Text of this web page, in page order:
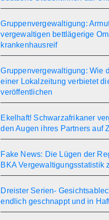
Gruppenvergewaltigung:
vergewaltigen bettlägerige
krankenhausreif
Gruppenvergewaltigung: Wie
einer Lokalzeitung verbietet
veröffentlichen
Ekelhaft! Schwarzafrikaner
den Augen ihres Partners auf
Fake News: Die Lügen der
BKA Vergewaltigungsstatistik
Dreister Serien-
endlich geschnappt und in